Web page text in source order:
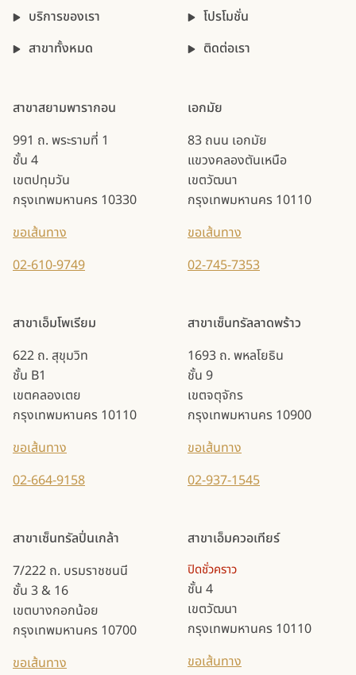
บริการของเรา
สาขาทั้งหมด
โปรโมชั่น
ติดต่อเรา
สาขาสยามพารากอน
991 ถ. พระรามที่ 1
ชั้น 4
เขตปทุมวัน
กรุงเทพมหานคร 10330
ขอเส้นทาง
02-610-9749
เอกมัย
83 ถนน เอกมัย
แขวงคลองตันเหนือ
เขตวัฒนา
กรุงเทพมหานคร 10110
ขอเส้นทาง
02-745-7353
สาขาเอ็มโพเรียม
622 ถ. สุขุมวิท
ชั้น B1
เขตคลองเตย
กรุงเทพมหานคร 10110
ขอเส้นทาง
02-664-9158
สาขาเซ็นทรัลลาดพร้าว
1693 ถ. พหลโยธิน
ชั้น 9
เขตจตุจักร
กรุงเทพมหานคร 10900
ขอเส้นทาง
02-937-1545
สาขาเซ็นทรัลปิ่นเกล้า
7/222 ถ. บรมราชชนนี
ชั้น 3 & 16
เขตบางกอกน้อย
กรุงเทพมหานคร 10700
ขอเส้นทาง
สาขาเอ็มควอเทียร์
ปิดชั่วคราว
ชั้น 4
เขตวัฒนา
กรุงเทพมหานคร 10110
ขอเส้นทาง